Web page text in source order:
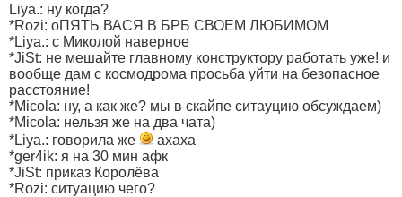
Liya.: ну когда?
*Rozi: оПЯТЬ ВАСЯ В БРБ СВОЕМ ЛЮБИМОМ
*Liya.: с Миколой наверное
*JiSt: не мешайте главному конструктору работать уже! и
вообще дам с космодрома просьба уйти на безопасное
расстояние!
*Micola: ну, а как же? мы в скайпе ситауцию обсуждаем)
*Micola: нельзя же на два чата)
*Liya.: говорила же
ахаха
*ger4ik: я на 30 мин афк
*JiSt: приказ Королёва
*Rozi: ситуацию чего?